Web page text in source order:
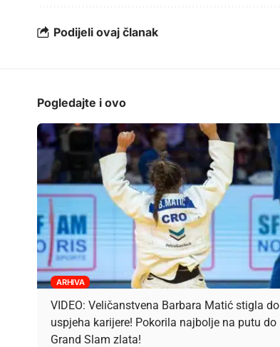
Podijeli ovaj članak
Pogledajte i ovo
ARHIVA
VIDEO: Veličanstvena Barbara Matić stigla do
uspjeha karijere! Pokorila najbolje na putu do
Grand Slam zlata!